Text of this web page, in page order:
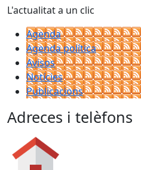
L'actualitat a un clic
Agenda
Agenda política
Avisos
Notícies
Publicacions
Adreces i telèfons